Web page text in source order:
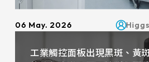
23.8
393.4 * 316.65* 2.2
341.6mm*274mm
INNOLUX_G104XCE-
INNOLUX_G121ICE-
AUO_G133HAN01.1
264.12*166.2mm
249.8*188.5mm
309.5*233.5mm
EETI_EXC 81W60
EETI_EXC 81W84
USB+I2C
6 o'clock
9 o'clock
12 o'clock
10
確認搜尋
06 May. 2026
工業觸控面板出現黑斑、黃